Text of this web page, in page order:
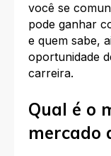
você se
pode ganhar
e quem sabe,
oportunidade
carreira.
Qual é o
mercado